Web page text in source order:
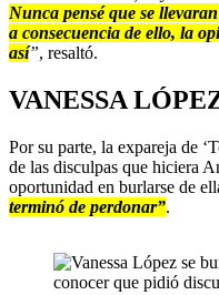
Nunca pensé que se
a consecuencia de ello, la
así”, resaltó.
VANESSA
Por su parte, la expareja de
de las disculpas que hiciera
oportunidad en burlarse de
terminó de perdonar”.